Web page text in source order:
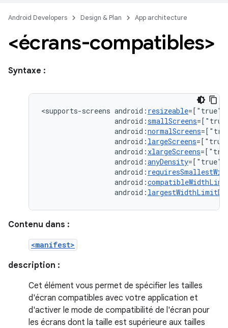
Android Developers Design & Plan App architecture
<écrans-compatibles>
Syntaxe :
<supports-screens android: resizeable=["true"|
android:smallScreens
android:normalScreens
android: largeScreens
android: xlargeScreens
android:anyDensity=["true"
android:
android:
android: largestWidthLimitDp
Contenu dans :
<manifest>
description :
Cet élément vous permet de spécifier les tailles
d'écran compatibles avec votre application et
d'activer le mode de compatibilité de l'écran pour
les écrans dont la taille est supérieure aux tailles